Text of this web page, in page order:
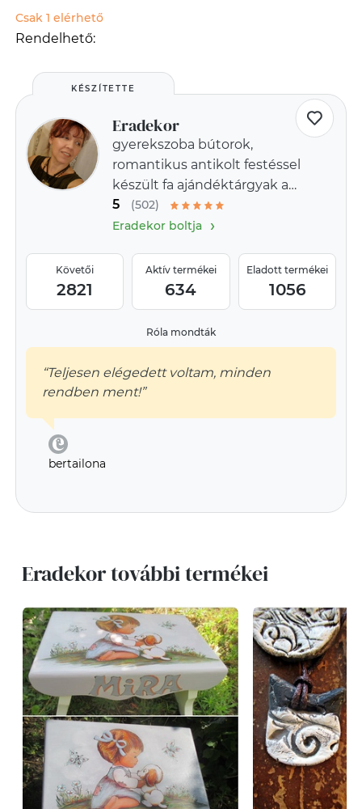
Csak 1 elérhető
Rendelhető:
KÉSZÍTETTE
Eradekor
gyerekszoba bútorok,
romantikus antikolt festéssel
készült fa ajándéktárgyak a
provence-i stílus jegyében
5
(502)
Eradekor boltja›
Követői
2821
Aktív termékei
634
Eladott termékei
1056
Róla mondták
“Teljesen elégedett voltam, minden
rendben ment!”
bertailona
Eradekor további termékei